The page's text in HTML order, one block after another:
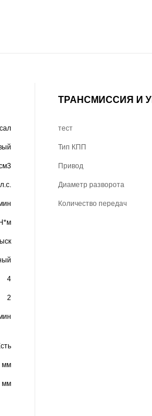
4
2
мм
мм
ТРАНСМИССИЯ И
тест
Тип КПП
Привод
Диаметр разворота
Количество передач